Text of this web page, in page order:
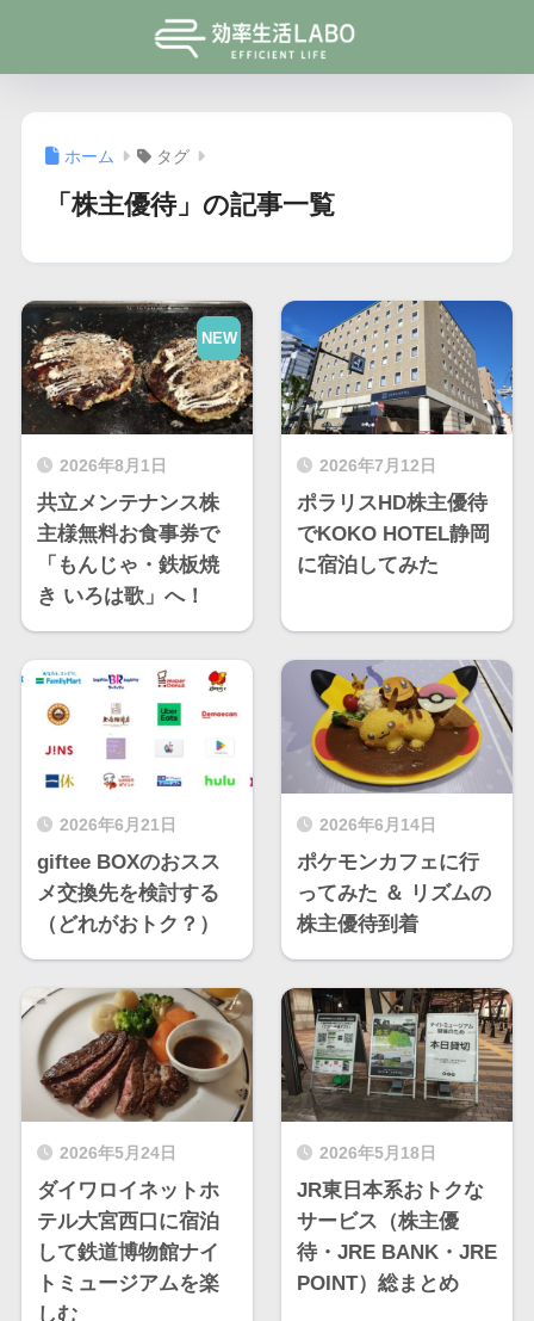
ホーム タグ
「株主優待」の記事一覧
2026年8月1日
共立メンテナンス株
主様無料お食事券で
「もんじゃ・鉄板焼
き いろは歌」へ！
NEW
2026年7月12日
ポラリスHD株主優待
でKOKO HOTEL静岡
に宿泊してみた
2026年6月21日
giftee BOXのおスス
メ交換先を検討する
（どれがおトク？）
2026年6月14日
ポケモンカフェに行
ってみた ＆ リズムの
株主優待到着
2026年5月24日
ダイワロイネットホ
テル大宮西口に宿泊
して鉄道博物館ナイ
トミュージアムを楽
しむ
2026年5月18日
JR東日本系おトクな
サービス（株主優
待・JRE BANK・JRE
POINT）総まとめ